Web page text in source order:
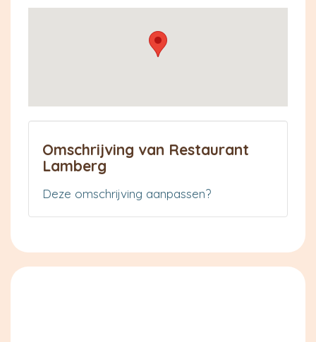
Omschrijving van Restaurant
Lamberg
Deze omschrijving aanpassen?